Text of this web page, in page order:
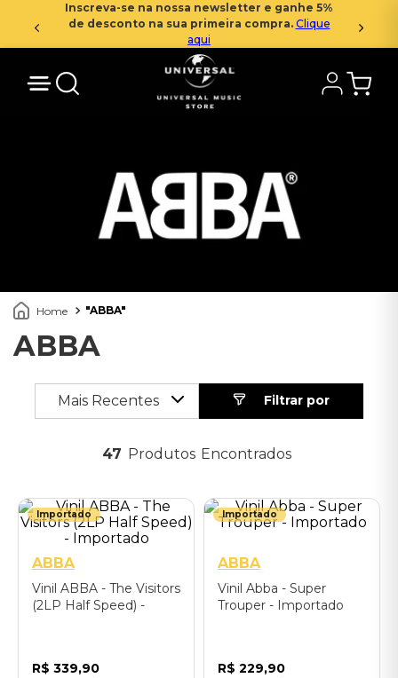
Inscreva-se na nossa newsletter e ganhe 5%
de desconto na sua primeira compra. Clique
aqui
ABBA
ABBA
Mais Recentes
47 Produtos
Importado
ABBA
Vinil ABBA - The Visitors
(2LP Half Speed) -
R$ 339,90
Importado
ABBA
Vinil Abba - Super
Trouper - Importado
R$ 229,90